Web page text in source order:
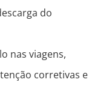
do
nas viagens,
corretivas e